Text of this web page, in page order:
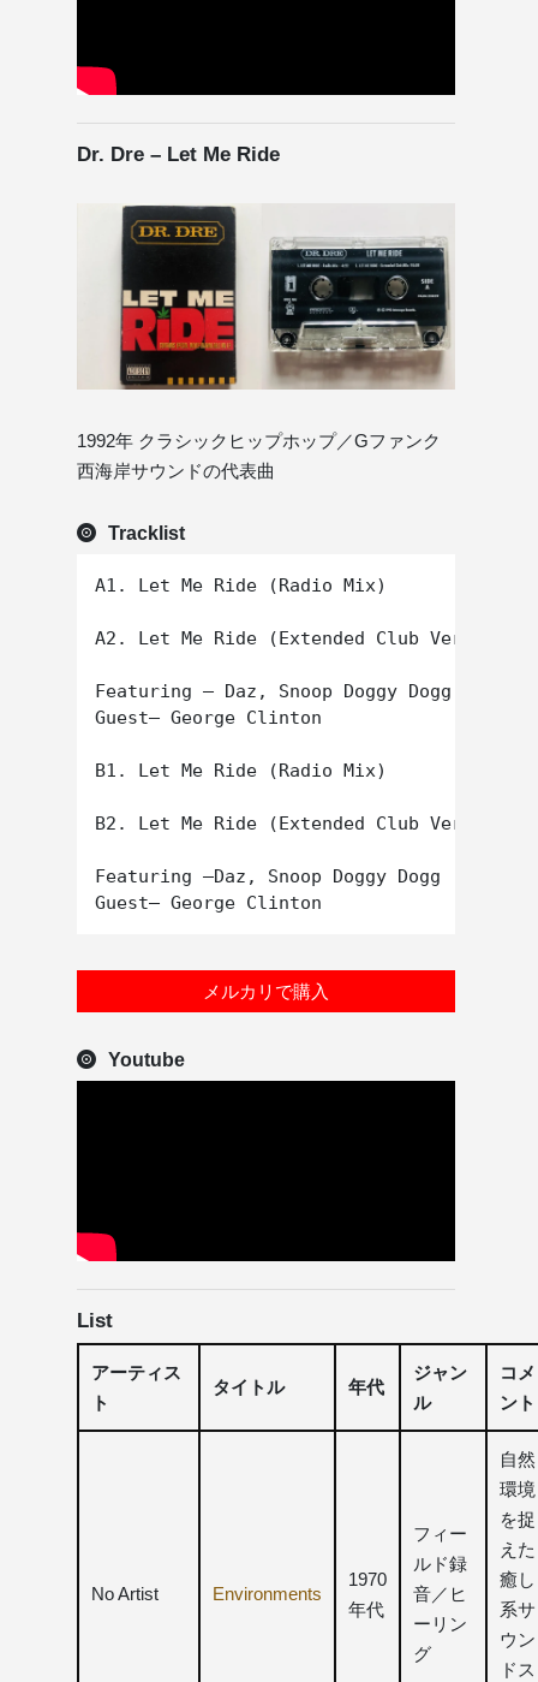
Dr. Dre – Let Me Ride
1992年 クラシックヒップホップ／Gファンク
西海岸サウンドの代表曲
Tracklist
A1. Let Me Ride (Radio Mix)
A2. Let Me Ride (Extended Club Version)
Featuring – Daz, Snoop Doggy Dogg
Guest– George Clinton
B1. Let Me Ride (Radio Mix)
B2. Let Me Ride (Extended Club Version)
Featuring –Daz, Snoop Doggy Dogg
メルカリで購入
Youtube
List
アーティス
ト
タイトル 年代
ジャン
ル
コメ
ント
No Artist Environments
1970
年代
フィー
ルド録
音／ヒ
ーリン
グ
自然
環境
を捉
えた
癒し
系サ
ウン
ドス